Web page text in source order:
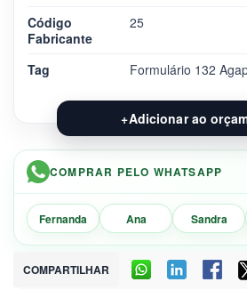
Código
Fabricante
25
Tag Formulário 132
+Adicionar ao
COMPRAR PELO WHATSAPP
Fernanda Ana Sandra
COMPARTILHAR